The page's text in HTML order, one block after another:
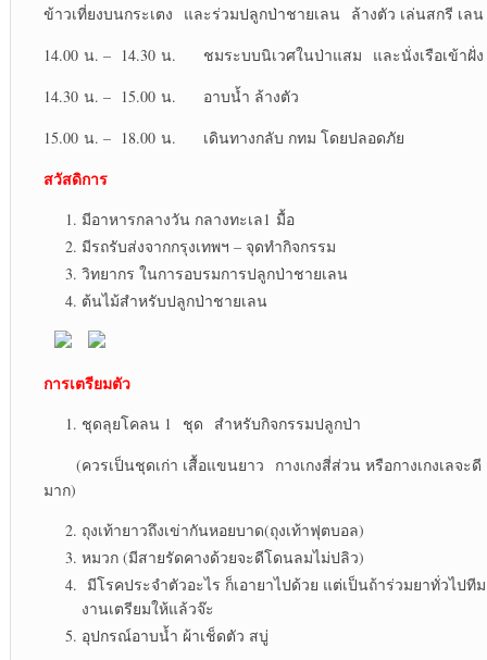
ข้าวเที่ยงบนกระเตง และร่วมปลูกป่าชายเลน ล้างตัว เล่นสกรี เลน
14.00 น. – 14.30 น. ชมระบบนิเวศในป่าแสม และนั่งเรือเข้าฝั่ง
14.30 น. – 15.00 น. อาบน้ำ ล้างตัว
15.00 น. – 18.00 น. เดินทางกลับ กทม โดยปลอดภัย
สวัสดิการ
มีอาหารกลางวัน กลางทะเล1 มื้อ
มีรถรับส่งจากกรุงเทพฯ – จุดทำกิจกรรม
วิทยากร ในการอบรมการปลูกป่าชายเลน
ต้นไม้สำหรับปลูกป่าชายเลน
การเตรียมตัว
ชุดลุยโคลน 1 ชุด สำหรับกิจกรรมปลูกป่า
(ควรเป็นชุดเก่า เสื้อแขนยาว กางเกงสี่ส่วน หรือกางเกงเลจะดี
มาก)
ถุงเท้ายาวถึงเข่ากันหอยบาด(ถุงเท้าฟุตบอล)
หมวก (มีสายรัดคางด้วยจะดีโดนลมไม่ปลิว)
มีโรคประจำตัวอะไร ก็เอายาไปด้วย แต่เป็นถ้าร่วมยาทั่วไปทีม
งานเตรียมให้แล้วจ๊ะ
อุปกรณ์อาบน้ำ ผ้าเช็ดตัว สบู่